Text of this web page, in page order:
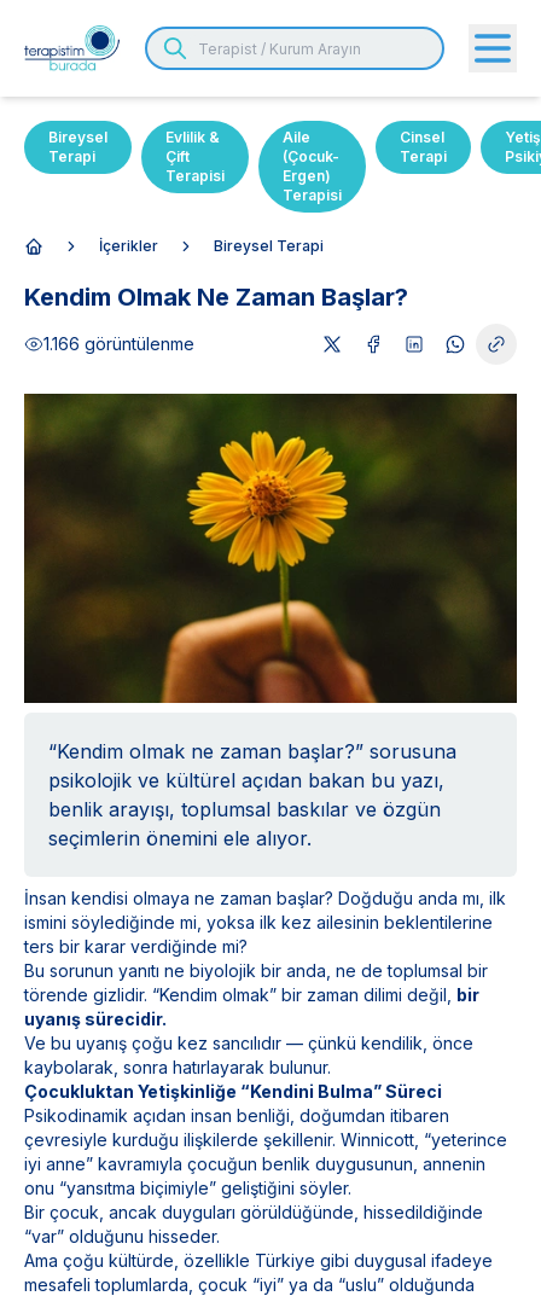
Bireysel
Terapi
Evlilik &
Çift
Terapisi
Aile
(Çocuk-
Ergen)
Terapisi
Cinsel
Terapi
İçerikler Bireysel Terapi
Kendim Olmak Ne Zaman Başlar?
1.166 görüntülenme
“Kendim olmak ne zaman başlar?” sorusuna
psikolojik ve kültürel açıdan bakan bu yazı,
benlik arayışı, toplumsal baskılar ve özgün
seçimlerin önemini ele alıyor.
İnsan kendisi olmaya ne zaman başlar? Doğduğu anda mı, ilk
ismini söylediğinde mi, yoksa ilk kez ailesinin beklentilerine
ters bir karar verdiğinde mi?
Bu sorunun yanıtı ne biyolojik bir anda, ne de toplumsal bir
törende gizlidir. “Kendim olmak” bir zaman dilimi değil, bir
uyanış sürecidir.
Ve bu uyanış çoğu kez sancılıdır — çünkü kendilik, önce
kaybolarak, sonra hatırlayarak bulunur.
Çocukluktan Yetişkinliğe “Kendini Bulma” Süreci
Psikodinamik açıdan insan benliği, doğumdan itibaren
çevresiyle kurduğu ilişkilerde şekillenir. Winnicott, “yeterince
iyi anne” kavramıyla çocuğun benlik duygusunun, annenin
onu “yansıtma biçimiyle” geliştiğini söyler.
Bir çocuk, ancak duyguları görüldüğünde, hissedildiğinde
“var” olduğunu hisseder.
Ama çoğu kültürde, özellikle Türkiye gibi duygusal ifadeye
mesafeli toplumlarda, çocuk “iyi” ya da “uslu” olduğunda